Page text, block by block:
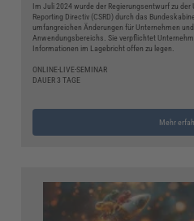
Im Juli 2024 wurde der Regierungsentwurf zu
Reporting Directiv (CSRD) durch das
umfangreichen Änderungen für Unternehmen
Anwendungsbereichs. Sie verpflichtet
Informationen im Lagebricht offen zu legen.
ONLINE-LIVE-SEMINAR
DAUER 3 TAGE
Mehr